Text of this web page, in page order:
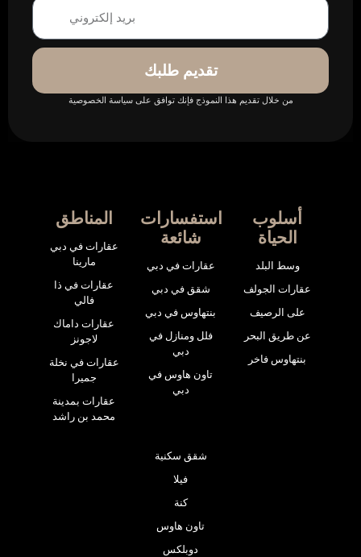
تقديم طلبك
من خلال تقديم هذا النموذج فإنك توافق على سياسة الخصوصية
المناطق
عقارات في دبي
مارينا
عقارات في ذا
فالي
عقارات داماك
لاجونز
عقارات في نخلة
جميرا
عقارات بمدينة
محمد بن راشد
استفسارات
شائعة
عقارات في دبي
شقق في دبي
بنتهاوس في دبي
فلل ومنازل في
دبي
تاون هاوس في
دبي
أسلوب
الحياة
وسط البلد
عقارات الجولف
على الرصيف
عن طريق البحر
بنتهاوس فاخر
شقق سكنية
فيلا
كنة
تاون هاوس
دوبلكس